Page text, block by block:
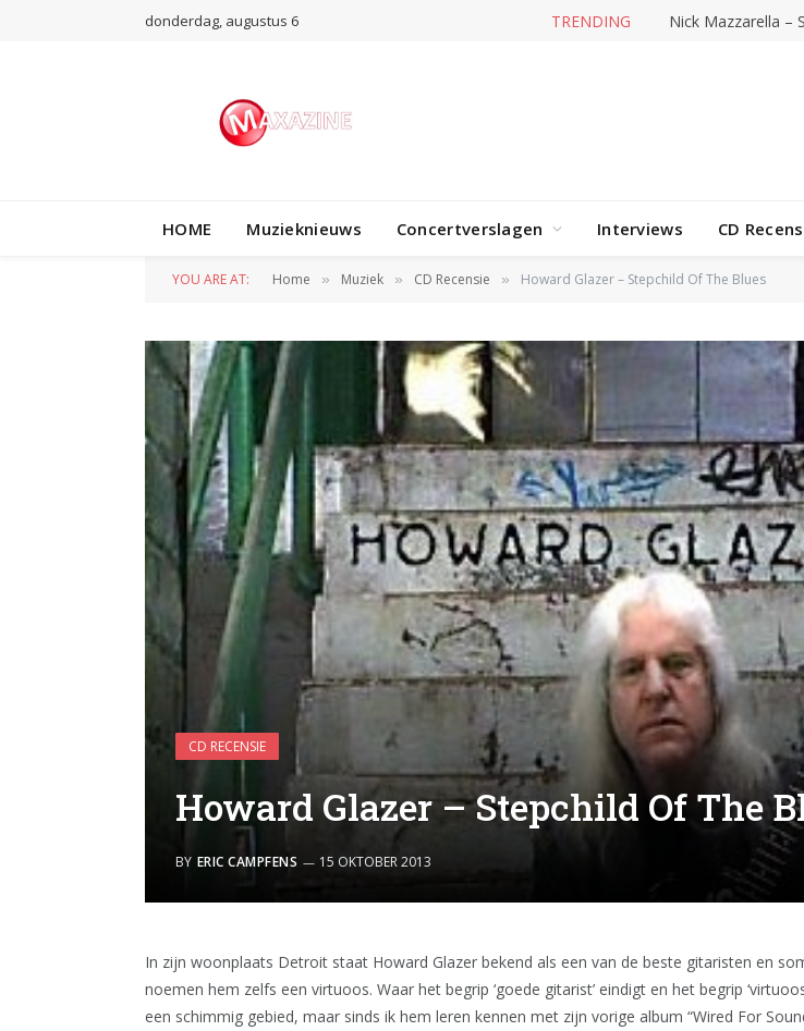
donderdag, augustus 6 TRENDING Nick Mazzarella –
HOME Muzieknieuws Concertverslagen Interviews CD
YOU ARE AT: Home » Muziek » CD Recensie » Howard Glazer – Stepchild Of The Blues
CD RECENSIE
Howard Glazer – Stepchild Of The
BY ERIC CAMPFENS 15 OKTOBER 2013
In zijn woonplaats Detroit staat Howard Glazer bekend als een van de beste gitaristen en
noemen hem zelfs een virtuoos. Waar het begrip ‘goede gitarist’ eindigt en het begrip
een schimmig gebied, maar sinds ik hem leren kennen met zijn vorige album “Wired For